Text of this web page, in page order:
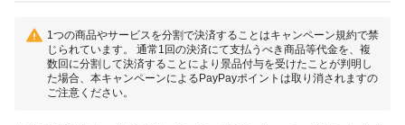
1つの商品やサービスを分割で決済することはキャンペーン規約で禁
じられています。 通常1回の決済にて支払うべき商品等代金を、複
数回に分割して決済することにより景品付与を受けたことが判明し
た場合、本キャンペーンによるPayPayポイントは取り消されますの
ご注意ください。